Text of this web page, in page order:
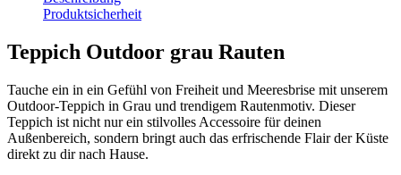
Produktsicherheit
Teppich Outdoor grau Rauten
Tauche ein in ein Gefühl von Freiheit und Meeresbrise mit unserem
Outdoor-Teppich in Grau und trendigem Rautenmotiv. Dieser
Teppich ist nicht nur ein stilvolles Accessoire für deinen
Außenbereich, sondern bringt auch das erfrischende Flair der Küste
direkt zu dir nach Hause.